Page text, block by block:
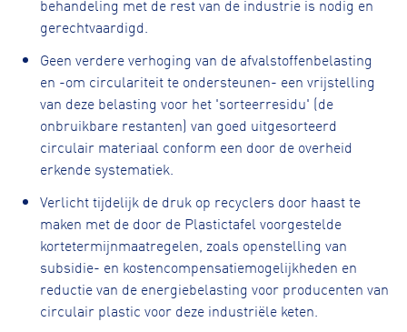
behandeling met de rest van de industrie is nodig en
gerechtvaardigd.
Geen verdere verhoging van de afvalstoffenbelasting
en -om circulariteit te ondersteunen- een vrijstelling
van deze belasting voor het 'sorteerresidu' (de
onbruikbare restanten) van goed uitgesorteerd
circulair materiaal conform een door de overheid
erkende systematiek.
Verlicht tijdelijk de druk op recyclers door haast te
maken met de door de Plastictafel voorgestelde
kortetermijnmaatregelen, zoals openstelling van
subsidie- en kostencompensatiemogelijkheden en
reductie van de energiebelasting voor producenten van
circulair plastic voor deze industriële keten.